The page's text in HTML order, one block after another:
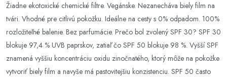
Žiadne ekotoxické chemické filtre. Vegánske. Nezanecháva biely film na
tvári. Vhodné pre citlivú pokožku. Ideálne na cesty s 0% odpadom. 100%
rozložiteľné balenie. Bez parfumácie. Prečo bol zvolený SPF 30? SPF 30
blokuje 97,4 % UVB paprskov, zatiaľ čo SPF 50 blokuje 98 %. Vyšší SPF
znamená vyššiu koncentráciu oxidu zinočnatého, ktorý môže na pokožke
vytvoriť biely film a navyše má pastovitejšiu konzistenciu. SPF 50 často